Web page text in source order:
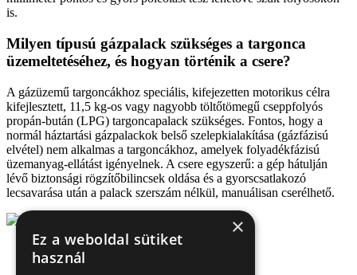
is.
Milyen típusú gázpalack szükséges a targonca
üzemeltetéséhez, és hogyan történik a csere?
A gázüzemű targoncákhoz speciális, kifejezetten motorikus célra
kifejlesztett, 11,5 kg-os vagy nagyobb töltőtömegű cseppfolyós
propán-bután (LPG) targoncapalack szükséges. Fontos, hogy a
normál háztartási gázpalackok belső szelepkialakítása (gázfázisú
elvétel) nem alkalmas a targoncákhoz, amelyek folyadékfázisú
üzemanyag-ellátást igényelnek. A csere egyszerű: a gép hátulján
lévő biztonsági rögzítőbilincsek oldása és a gyorscsatlakozó
lecsavarása után a palack szerszám nélkül, manuálisan cserélhető.
×
Ez a weboldal sütiket
használ